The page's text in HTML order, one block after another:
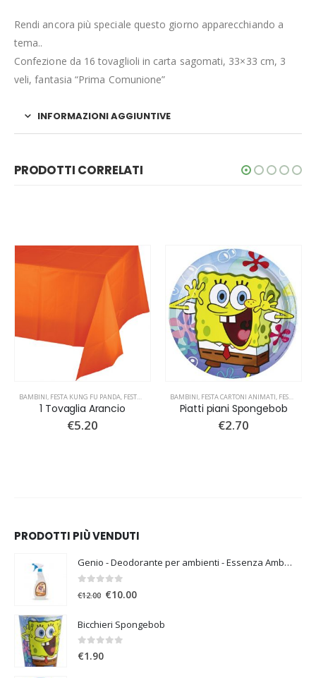
Rendi ancora più speciale questo giorno apparecchiando a
tema..
Confezione da 16 tovaglioli in carta sagomati, 33×33 cm, 3
veli, fantasia “Prima Comunione”
INFORMAZIONI AGGIUNTIVE
PRODOTTI CORRELATI
,FESTA VIOLETTA,PARTY PEPPA PIG ,PARTY PRINCIPESSE
FESTA BARBAPAPÀ,FESTA CARTONI ANIMATI,FESTA DISNEY,FESTA DUMBO,FESTA FATTORIA ,FESTA
BAMBINI, FESTA KUNG FU PANDA, FESTA MINIONS ,FESTA TARTARUGHE NINJA,HALLOWEEN
1 Tovaglia Arancio
€5.20
BAMBINI, FESTA CARTONI ANIMATI, FESTA SPONGEBOB
Piatti piani Spongebob
€2.70
PRODOTTI PIÙ VENDUTI
Genio - Deodorante per ambienti - Essenza Ambra
€12.00 €10.00
Bicchieri Spongebob
0Su 5
€1.90